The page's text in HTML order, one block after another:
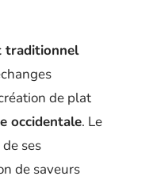
traditionnel
de plat
occidentale. Le
ses
de saveurs